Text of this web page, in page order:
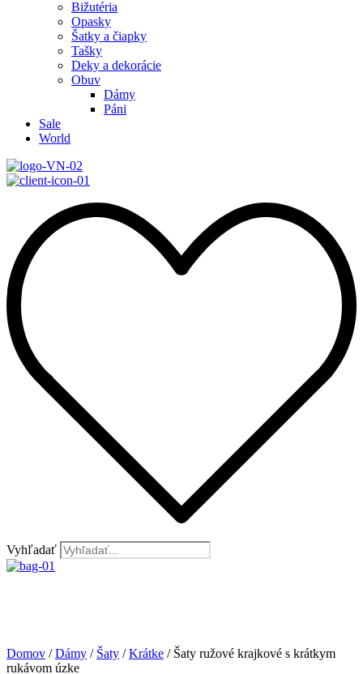
Bižutéria
Opasky
Šatky a čiapky
Tašky
Deky a dekorácie
Obuv
Dámy
Páni
Sale
World
Vyhľadať
Domov /Dámy / Šaty /Krátke / Šaty ružové krajkové s krátkym
rukávom úzke